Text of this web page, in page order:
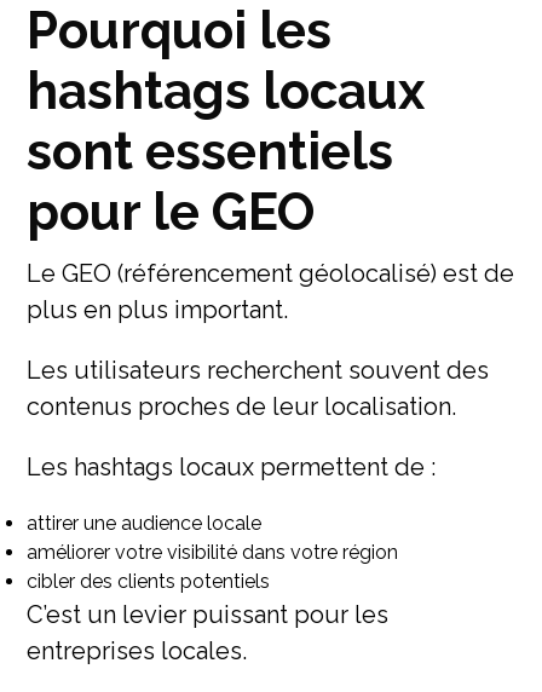
Pourquoi les
hashtags locaux
sont essentiels
pour le GEO
Le GEO (référencement géolocalisé) est de
plus en plus important.
Les utilisateurs recherchent souvent des
contenus proches de leur localisation.
Les hashtags locaux permettent de :
attirer une audience locale
améliorer votre visibilité dans votre région
cibler des clients potentiels
C’est un levier puissant pour les
entreprises locales.